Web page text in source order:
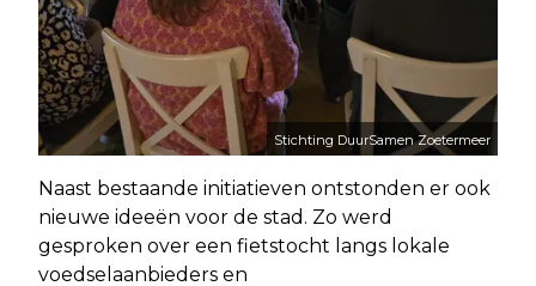
Stichting DuurSamen Zoetermeer
Naast bestaande initiatieven ontstonden er ook
nieuwe ideeën voor de stad. Zo werd
gesproken over een fietstocht langs lokale
voedselaanbieders en